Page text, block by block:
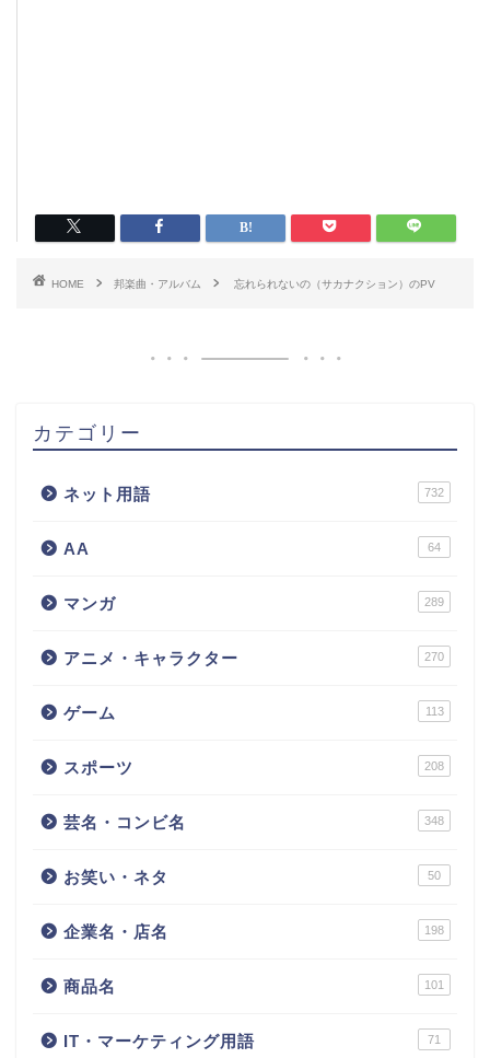
HOME 邦楽曲・アルバム 忘れられないの（サカナクション）のPV
カテゴリー
ネット用語 732
AA 64
マンガ 289
アニメ・キャラクター 270
ゲーム 113
スポーツ 208
芸名・コンビ名 348
お笑い・ネタ 50
企業名・店名 198
商品名 101
IT・マーケティング用語 71